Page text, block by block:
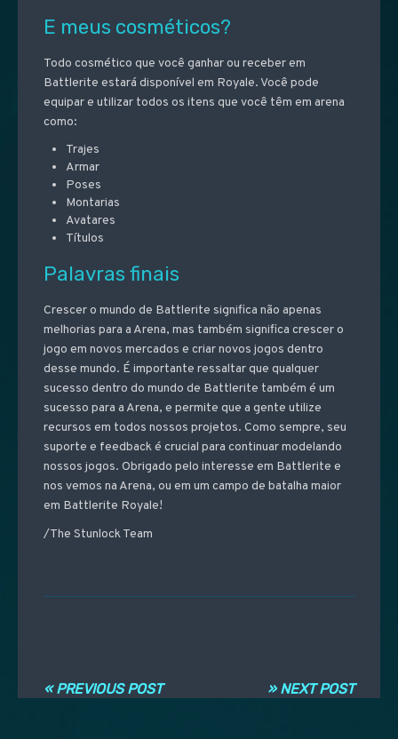
E meus cosméticos?
Todo cosmético que você ganhar ou receber em
Battlerite estará disponível em Royale. Você pode
equipar e utilizar todos os itens que você têm em arena
como:
Trajes
Armar
Poses
Montarias
Avatares
Títulos
Palavras finais
Crescer o mundo de Battlerite significa não apenas
melhorias para a Arena, mas também significa crescer o
jogo em novos mercados e criar novos jogos dentro
desse mundo. É importante ressaltar que qualquer
sucesso dentro do mundo de Battlerite também é um
sucesso para a Arena, e permite que a gente utilize
recursos em todos nossos projetos. Como sempre, seu
suporte e feedback é crucial para continuar modelando
nossos jogos. Obrigado pelo interesse em Battlerite e
nos vemos na Arena, ou em um campo de batalha maior
em Battlerite Royale!
/The Stunlock Team
» NEXT POST
« PREVIOUS POST